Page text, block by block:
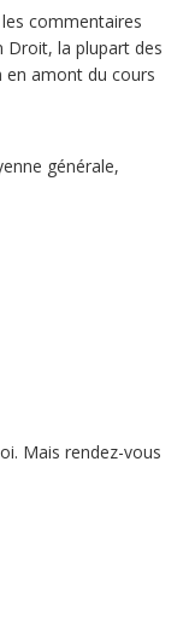
commentaires
Droit, la plupart des
en amont du cours
générale,
Mais rendez-vous